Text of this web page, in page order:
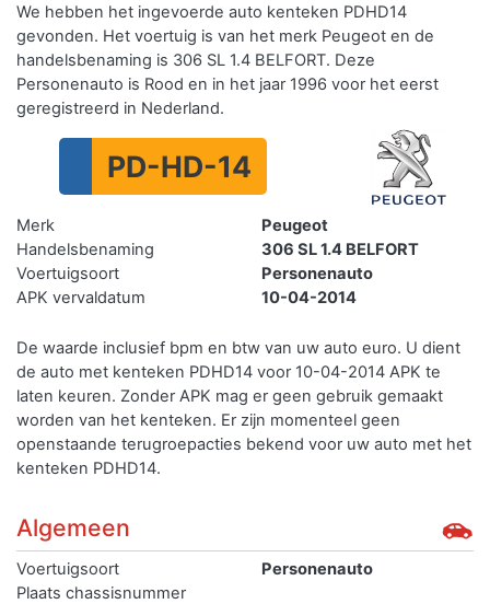
We hebben het ingevoerde auto kenteken PDHD14
gevonden. Het voertuig is van het merk Peugeot en de
handelsbenaming is 306 SL 1.4 BELFORT. Deze
Personenauto is Rood en in het jaar 1996 voor het eerst
geregistreerd in Nederland.
PD-HD-14
Merk
Peugeot
Handelsbenaming
306 SL 1.4 BELFORT
Voertuigsoort
Personenauto
APK vervaldatum
10-04-2014
De waarde inclusief bpm en btw van uw auto euro. U dient
de auto met kenteken PDHD14 voor 10-04-2014 APK te
laten keuren. Zonder APK mag er geen gebruik gemaakt
worden van het kenteken. Er zijn momenteel geen
openstaande terugroepacties bekend voor uw auto met het
kenteken PDHD14.
Algemeen
Voertuigsoort
Personenauto
Plaats chassisnummer